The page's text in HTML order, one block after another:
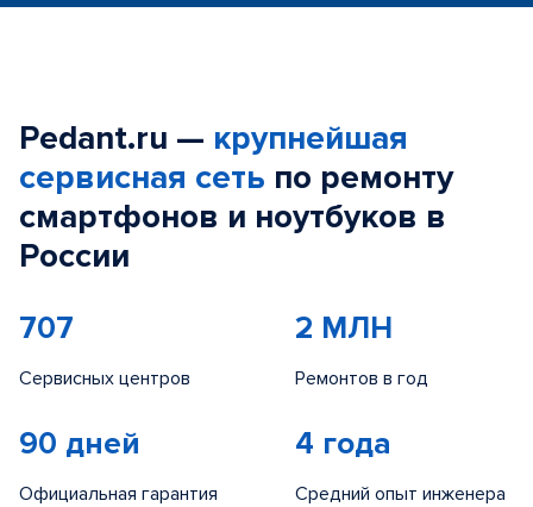
Pedant.ru — крупнейшая
сервисная сеть по ремонту
смартфонов и ноутбуков в
России
707
Сервисных центров
2 МЛН
Ремонтов в год
90 дней
Официальная гарантия
4 года
Средний опыт инженера